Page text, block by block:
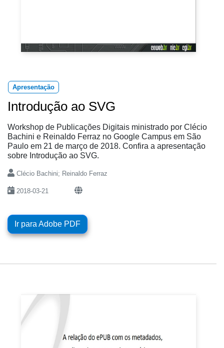
Apresentação
Introdução ao SVG
Workshop de Publicações Digitais ministrado por Clécio
Bachini e Reinaldo Ferraz no Google Campus em São
Paulo em 21 de março de 2018. Confira a apresentação
sobre Introdução ao SVG.
Clécio Bachini; Reinaldo Ferraz
2018-03-21
Ir para Adobe PDF